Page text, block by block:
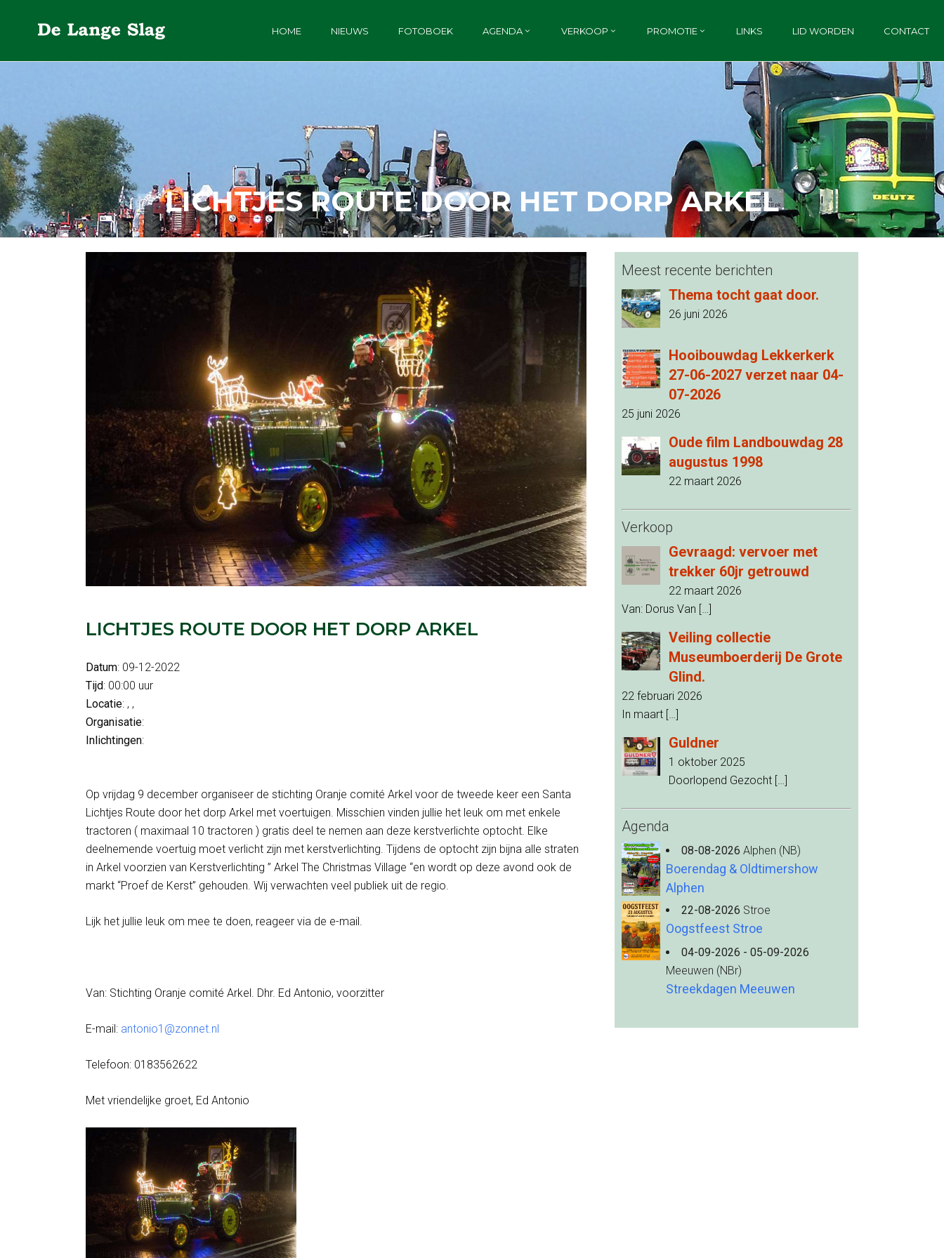
HOME NIEUWS FOTOBOEK AGENDA VERKOOP PROMOTIE LINKS LID WORDEN CONTACT
LICHTJES ROUTE DOOR HET DORP ARKEL
LICHTJES ROUTE DOOR HET DORP ARKEL
Datum: 09-12-2022
Tijd: 00:00 uur
Locatie: , ,
Organisatie:
Inlichtingen:
Op vrijdag 9 december organiseer de stichting Oranje comité Arkel voor de tweede keer een Santa
Lichtjes Route door het dorp Arkel met voertuigen. Misschien vinden jullie het leuk om met enkele
tractoren ( maximaal 10 tractoren ) gratis deel te nemen aan deze kerstverlichte optocht. Elke
deelnemende voertuig moet verlicht zijn met kerstverlichting. Tijdens de optocht zijn bijna alle straten
in Arkel voorzien van Kerstverlichting ” Arkel The Christmas Village “en wordt op deze avond ook de
markt “Proef de Kerst” gehouden. Wij verwachten veel publiek uit de regio.
Lijk het jullie leuk om mee te doen, reageer via de e-mail.
Van: Stichting Oranje comité Arkel. Dhr. Ed Antonio, voorzitter
E-mail: antonio1@zonnet.nl
Telefoon: 0183562622
Met vriendelijke groet, Ed Antonio
Meest recente berichten
Thema tocht gaat door.
26 juni 2026
Hooibouwdag Lekkerkerk
27-06-2027 verzet naar 04-
07-2026
25 juni 2026
Oude film Landbouwdag 28
augustus 1998
22 maart 2026
Verkoop
Gevraagd: vervoer met
trekker 60jr getrouwd
22 maart 2026
Van: Dorus Van […]
Veiling collectie
Museumboerderij De Grote
Glind.
22 februari 2026
In maart […]
Guldner
1 oktober 2025
Doorlopend Gezocht […]
Agenda
08-08-2026 Alphen (NB)
Boerendag & Oldtimershow
Alphen
22-08-2026 Stroe
Oogstfeest Stroe
04-09-2026 - 05-09-2026
Meeuwen (NBr)
Streekdagen Meeuwen